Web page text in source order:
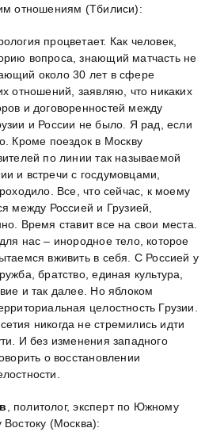
отношениям (Тбилиси):
процветает. Как человек,
вопроса, знающий матчасть не
около 30 лет в сфере
отношений, заявляю, что никаких
и договоренностей между
и России не было. Я рад, если
Кроме поездок в Москву
по линии так называемой
и встречи с госдумовцами,
Все, что сейчас, к моему
между Россией и Грузией,
Время ставит все на свои места.
нас – инородное тело, которое
вживить в себя. С Россией у
братство, единая культура,
и так далее. Но яблоком
целостность Грузии.
никогда не стремились идти
И без изменения западного
о восстановлении
, политолог, эксперт по Южному
(Москва):